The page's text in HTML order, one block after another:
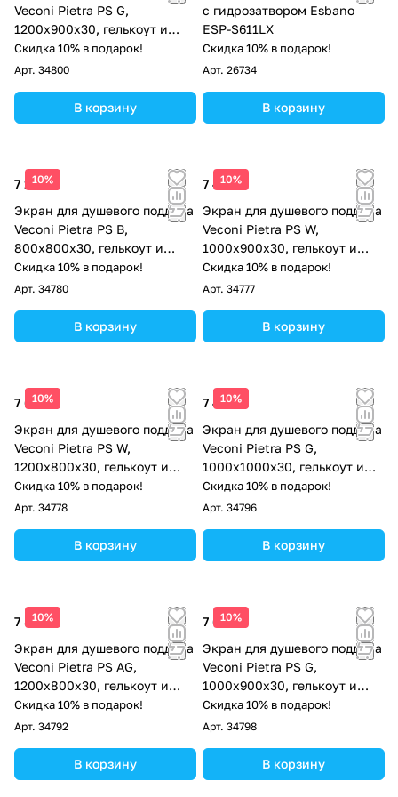
Veconi Pietra PS G,
1200x900x30, гелькоут и
стекловолокно, серый
Скидка 10% в подарок!
Арт. 34800
В корзину
с гидрозатвором Esbano
ESP-S611LX
Скидка 10% в подарок!
Арт. 26734
В корзину
10%
7 123 ₽
Экран для душевого поддона
Veconi Pietra PS B,
800x800x30, гелькоут и
стекловолокно, черный
Скидка 10% в подарок!
Арт. 34780
В корзину
10%
7 498 ₽
Экран для душевого поддона
Veconi Pietra PS W,
1000x900x30, гелькоут и
стекловолокно, белый
Скидка 10% в подарок!
Арт. 34777
В корзину
10%
7 686 ₽
Экран для душевого поддона
Veconi Pietra PS W,
1200x800x30, гелькоут и
стекловолокно, белый
Скидка 10% в подарок!
Арт. 34778
В корзину
10%
7 498 ₽
Экран для душевого поддона
Veconi Pietra PS G,
1000x1000x30, гелькоут и
стекловолокно, серый
Скидка 10% в подарок!
Арт. 34796
В корзину
10%
7 873 ₽
Экран для душевого поддона
Veconi Pietra PS AG,
1200x800x30, гелькоут и
стекловолокно,
антрацитово-серый
Скидка 10% в подарок!
Арт. 34792
В корзину
10%
7 686 ₽
Экран для душевого поддона
Veconi Pietra PS G,
1000x900x30, гелькоут и
стекловолокно, серый
Скидка 10% в подарок!
Арт. 34798
В корзину